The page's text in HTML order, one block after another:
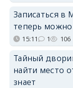
Записаться
теперь можно
15:11 1 106
Тайный
найти место
знает